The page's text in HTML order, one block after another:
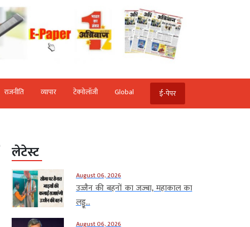
राजनीति व्‍यापार टेक्‍नोलॉजी Global ई-पेपर
लेटेस्ट
August 06, 2026
उज्जैन की बहनों का जज्बा, महाकाल का
लड्डू...
August 06, 2026